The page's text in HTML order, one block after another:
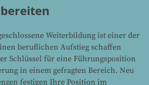
Weiterbildung ist einer der
beruflichen Aufstieg schaffen
Schlüssel für eine Führungsposition
in einem gefragten Bereich. Neu
festigen Ihre Position im